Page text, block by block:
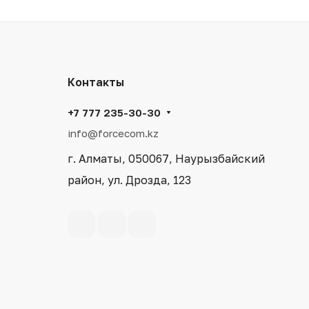
Контакты
+7 777 235-30-30
info@forcecom.kz
г. Алматы, 050067, Наурызбайский
район, ул. Дрозда, 123